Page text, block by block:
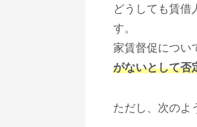
どうしても賃借
す。
家賃督促につい
がないとして否
ただし、次のよ